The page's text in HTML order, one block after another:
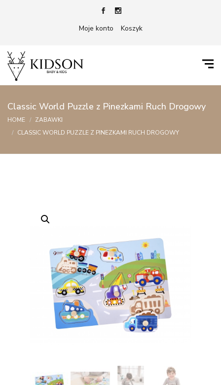
Moje konto Koszyk
Classic World Puzzle z Pinezkami Ruch Drogowy
HOME
ZABAWKI
CLASSIC WORLD PUZZLE Z PINEZKAMI RUCH DROGOWY